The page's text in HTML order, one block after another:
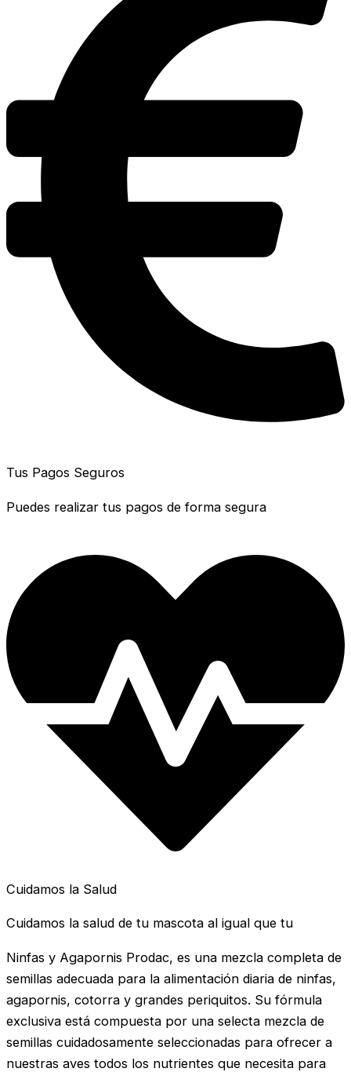
Tus Pagos Seguros
Puedes realizar tus pagos de forma segura
Cuidamos la Salud
Cuidamos la salud de tu mascota al igual que tu
Ninfas y Agapornis Prodac, es una mezcla completa de
semillas adecuada para la alimentación diaria de ninfas,
agapornis, cotorra y grandes periquitos. Su fórmula
exclusiva está compuesta por una selecta mezcla de
semillas cuidadosamente seleccionadas para ofrecer a
nuestras aves todos los nutrientes que necesita para